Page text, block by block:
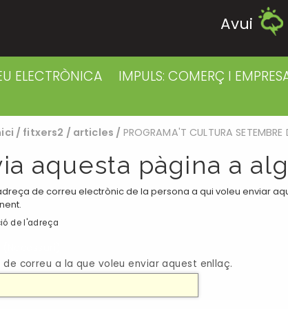
Avui
Divendres
Dilluns
Dimecres
ELECTRÒNICA IMPULS: COMERÇ I
/ fitxers2 / articles / PROGRAMA'T CULTURA SETEMBRE
aquesta pàgina a
de correu electrònic de la persona a qui voleu enviar
de l'adreça
de correu a la que voleu enviar aquest enllaç.